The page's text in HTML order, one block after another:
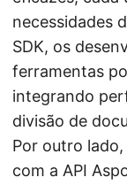
necessidades
SDK, os
ferramentas
integrando
divisão de
Por outro
com a API